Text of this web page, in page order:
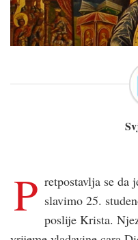
P retpostavlja se da
slavimo 25.
poslije Krista.